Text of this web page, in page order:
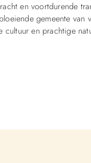
en voortdurende
gemeente van
en prachtige